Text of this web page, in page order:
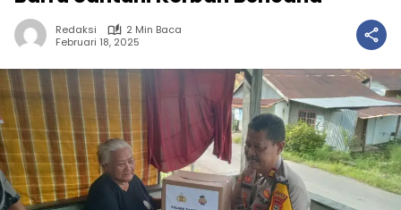
Redaksi
2 Min Baca
Februari 18, 2025